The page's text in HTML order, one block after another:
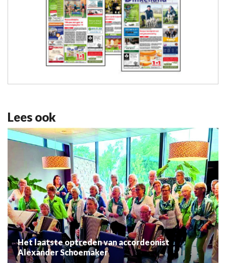
Lees ook
Het laatste optreden van accordeonist
Alexander Schoemaker